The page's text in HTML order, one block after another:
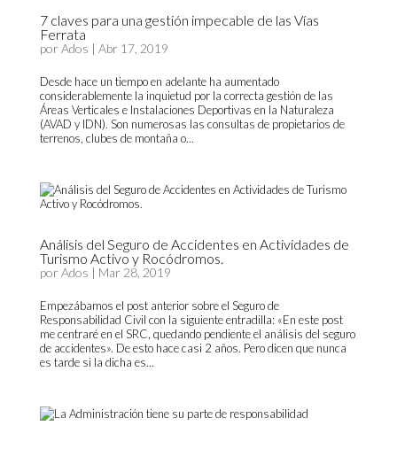
7 claves para una gestión impecable de las Vías
Ferrata
por Ados | Abr 17, 2019
Desde hace un tiempo en adelante ha aumentado
considerablemente la inquietud por la correcta gestión de las
Áreas Verticales e Instalaciones Deportivas en la Naturaleza
(AVAD y IDN). Son numerosas las consultas de propietarios de
terrenos, clubes de montaña o...
Análisis del Seguro de Accidentes en Actividades de
Turismo Activo y Rocódromos.
por Ados | Mar 28, 2019
Empezábamos el post anterior sobre el Seguro de
Responsabilidad Civil con la siguiente entradilla: «En este post
me centraré en el SRC, quedando pendiente el análisis del seguro
de accidentes». De esto hace casi 2 años. Pero dicen que nunca
es tarde si la dicha es...